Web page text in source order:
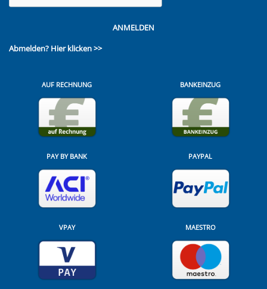
ANMELDEN
Abmelden? Hier klicken >>
AUF RECHNUNG BANKEINZUG
PAY BY BANK PAYPAL
VPAY MAESTRO